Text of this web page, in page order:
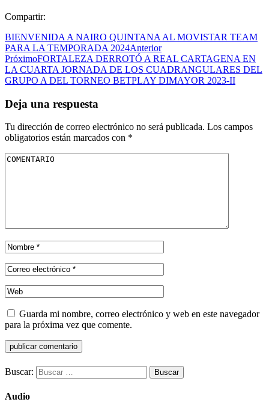
Compartir:
BIENVENIDA A NAIRO QUINTANA AL MOVISTAR TEAM
PARA LA TEMPORADA 2024Anterior
PróximoFORTALEZA DERROTÓ A REAL CARTAGENA EN
LA CUARTA JORNADA DE LOS CUADRANGULARES DEL
GRUPO A DEL TORNEO BETPLAY DIMAYOR 2023-II
Deja una respuesta
Tu dirección de correo electrónico no será publicada. Los campos
obligatorios están marcados con *
Guarda mi nombre, correo electrónico y web en este navegador
para la próxima vez que comente.
Buscar:
Audio